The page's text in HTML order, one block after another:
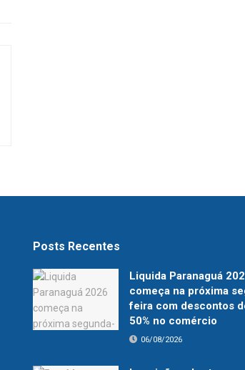
Posts Recentes
Liquida Paranaguá
começa na próxima
feira com descontos
50% no comércio
06/08/2026